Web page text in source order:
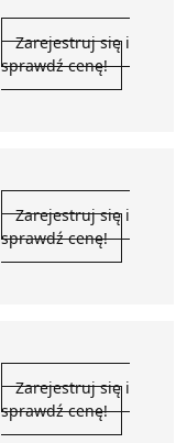
Zarejestruj się i
sprawdź cenę!
Zarejestruj się i
sprawdź cenę!
Zarejestruj się i
sprawdź cenę!